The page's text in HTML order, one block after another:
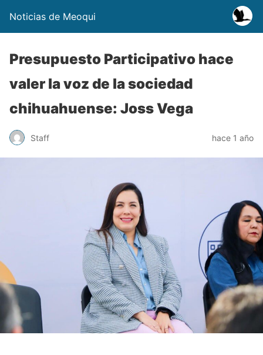
Noticias de Meoqui
Presupuesto Participativo hace
valer la voz de la sociedad
chihuahuense: Joss Vega
Staff hace 1 año